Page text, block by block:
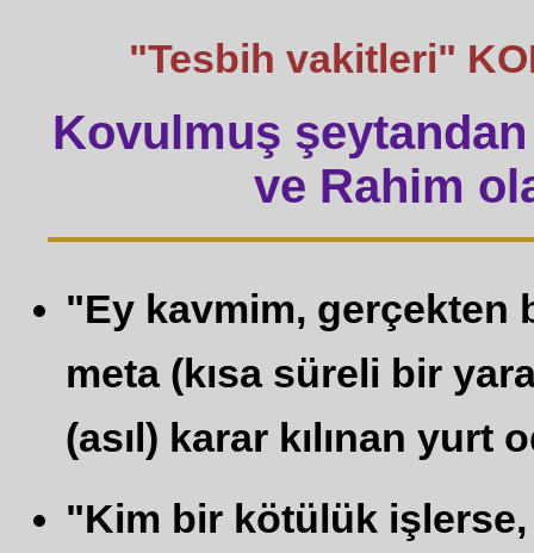
"Tesbih vakitleri"
Kovulmuş şeytandan
ve Rahim
"Ey kavmim, gerçekten
meta (kısa süreli bir
(asıl) karar kılınan yurt
"Kim bir kötülük